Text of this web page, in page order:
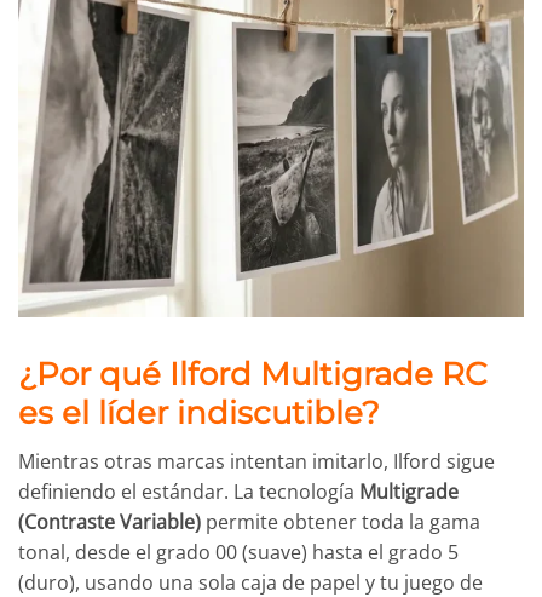
¿Por qué Ilford Multigrade RC
es el líder indiscutible?
Mientras otras marcas intentan imitarlo, Ilford sigue
definiendo el estándar. La tecnología Multigrade
(Contraste Variable) permite obtener toda la gama
tonal, desde el grado 00 (suave) hasta el grado 5
(duro), usando una sola caja de papel y tu juego de